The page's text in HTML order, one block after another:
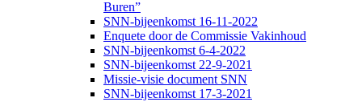
Buren”
SNN-bijeenkomst 16-11-2022
Enquete door de Commissie Vakinhoud
SNN-bijeenkomst 6-4-2022
SNN-bijeenkomst 22-9-2021
Missie-visie document SNN
SNN-bijeenkomst 17-3-2021